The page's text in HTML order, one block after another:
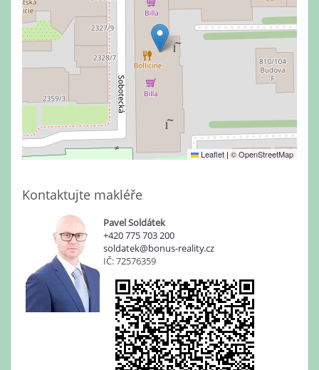
Leaflet | ©OpenStreetMap
Kontaktujte makléře
Pavel Soldátek
+420 775 703 200
soldatek@bonus-reality.cz
IČ: 72576359